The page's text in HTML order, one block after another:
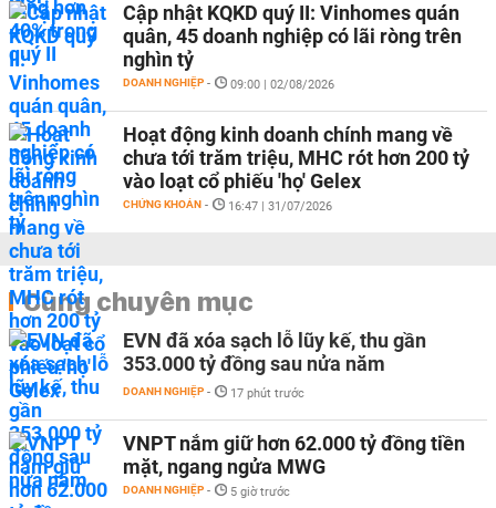
Cập nhật KQKD quý II: Vinhomes quán
quân, 45 doanh nghiệp có lãi ròng trên
nghìn tỷ
DOANH NGHIỆP - 09:00 | 02/08/2026
Hoạt động kinh doanh chính mang về
chưa tới trăm triệu, MHC rót hơn 200 tỷ
vào loạt cổ phiếu 'họ' Gelex
CHỨNG KHOÁN - 16:47 | 31/07/2026
Cùng chuyên mục
EVN đã xóa sạch lỗ lũy kế, thu gần
353.000 tỷ đồng sau nửa năm
DOANH NGHIỆP - 17 phút trước
VNPT nắm giữ hơn 62.000 tỷ đồng tiền
mặt, ngang ngửa MWG
DOANH NGHIỆP - 5 giờ trước